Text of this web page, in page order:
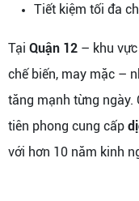
Tiết kiệm tối đa
Tại Quận 12 – khu
chế biến, may mặc –
tăng mạnh từng ngày.
tiên phong cung cấp
với hơn 10 năm kinh